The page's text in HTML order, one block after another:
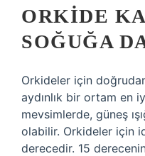
ORKIDE
SOĞUĞA
Orkideler için
aydınlık bir ortam en
mevsimlerde, güneş
olabilir. Orkideler için
derecedir. 15